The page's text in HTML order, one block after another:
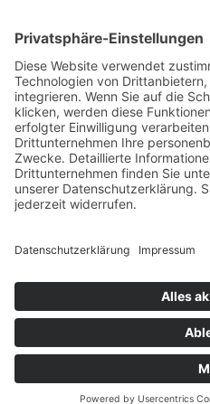
KONTAKT
COOKIE-